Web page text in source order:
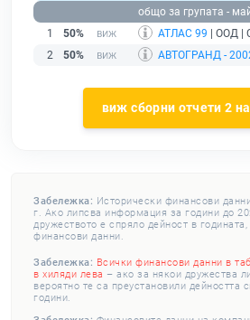
общо за групата -
1
50% АТЛАС 99 | ООД |
2
50% АВТОГРАНД -
виж сборни отчети 2
Забележка: Исторически финансови
г. Ако липсва информация за години до
дружеството е спряло дейност в
финансови данни.
Забележка: Всички финансови данни в
в хиляди лева – ако за някои дружества
вероятно те са преустановили дейността
години.